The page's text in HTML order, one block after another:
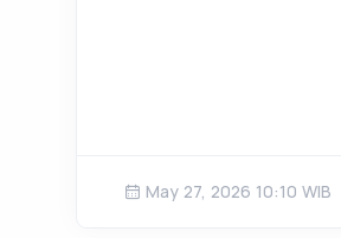
May 27, 2026 10:10 WIB